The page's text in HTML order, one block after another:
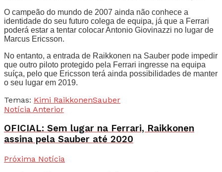
O campeão do mundo de 2007 ainda não conhece a
identidade do seu futuro colega de equipa, já que a Ferrari
poderá estar a tentar colocar Antonio Giovinazzi no lugar de
Marcus Ericsson.
No entanto, a entrada de Raikkonen na Sauber pode impedir
que outro piloto protegido pela Ferrari ingresse na equipa
suíça, pelo que Ericsson terá ainda possibilidades de manter
o seu lugar em 2019.
Temas: Kimi RaikkonenSauber
Notícia Anterior
OFICIAL: Sem lugar na Ferrari, Raikkonen
assina pela Sauber até 2020
Próxima Notícia